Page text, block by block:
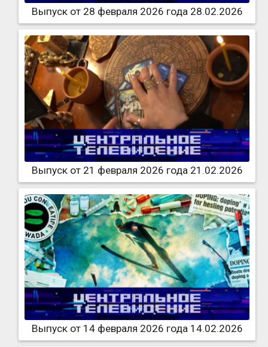
Выпуск от 28 февраля 2026 года 28.02.2026
Выпуск от 21 февраля 2026 года 21.02.2026
Выпуск от 14 февраля 2026 года 14.02.2026